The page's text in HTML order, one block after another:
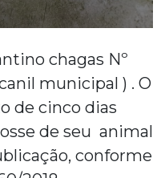
chagas Nº
municipal ) . O
de cinco dias
de seu animal
conforme